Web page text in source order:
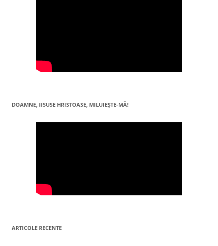
DOAMNE, IISUSE HRISTOASE, MILUIEŞTE-MĂ!
ARTICOLE RECENTE